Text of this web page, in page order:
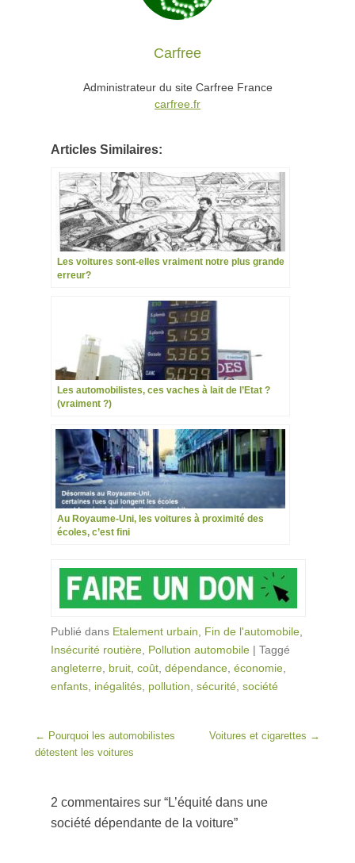
Carfree
Administrateur du site Carfree France
carfree.fr
Articles Similaires:
Les voitures sont-elles vraiment notre plus grande
erreur?
Les automobilistes, ces vaches à lait de l’Etat ?
(vraiment ?)
Au Royaume-Uni, les voitures à proximité des
écoles, c’est fini
Publié dans Etalement urbain Fin de l'automobile
Insécurité routière Pollution automobile | Taggé
angleterre bruit coût dépendance économie
enfants inégalités pollution sécurité société
Post navigation
← Pourquoi les automobilistes
détestent les voitures
Voitures et cigarettes →
2 commentaires sur “L’équité dans une
société dépendante de la voiture”